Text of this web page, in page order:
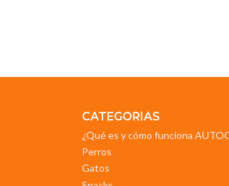
CATEGORIAS
¿Qué es y cómo funciona
Perros
Gatos